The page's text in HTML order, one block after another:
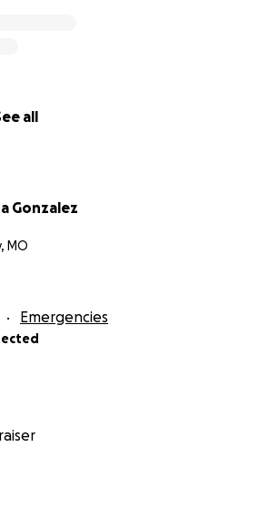
all
Gonzalez
MO
Emergencies